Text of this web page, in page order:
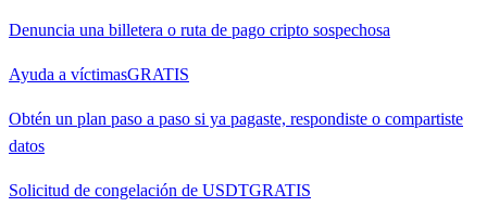
Denuncia una billetera o ruta de pago cripto sospechosa
Ayuda a víctimasGRATIS
Obtén un plan paso a paso si ya pagaste, respondiste o compartiste
datos
Solicitud de congelación de USDTGRATIS